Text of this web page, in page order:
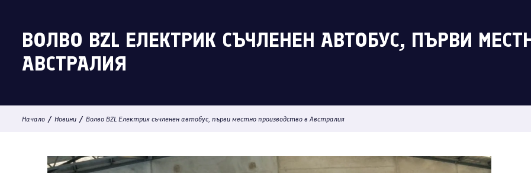
ВОЛВО BZL ЕЛЕКТРИК СЪЧЛЕНЕН АВТОБУС, ПЪРВИ
АВСТРАЛИЯ
Начало / Новини / Волво BZL Електрик съчленен автобус, първи местно производство в Австралия